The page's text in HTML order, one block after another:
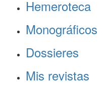
Hemeroteca
Monográficos
Dossieres
Mis revistas